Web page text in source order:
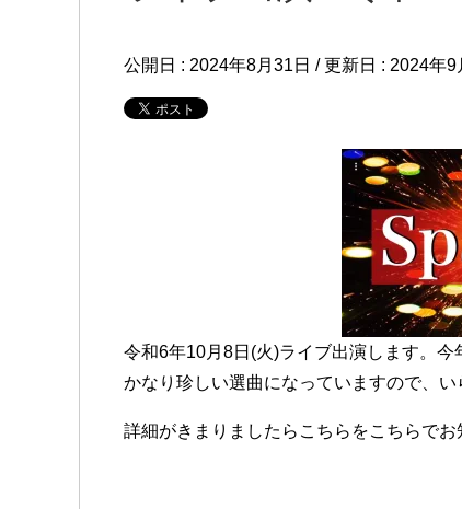
公開日 : 2024年8月31日 / 更新日 : 2024年9
令和6年10月8日(火)ライブ出演します。今
かなり珍しい選曲になっていますので、い
詳細がきまりましたらこちらをこちらでお